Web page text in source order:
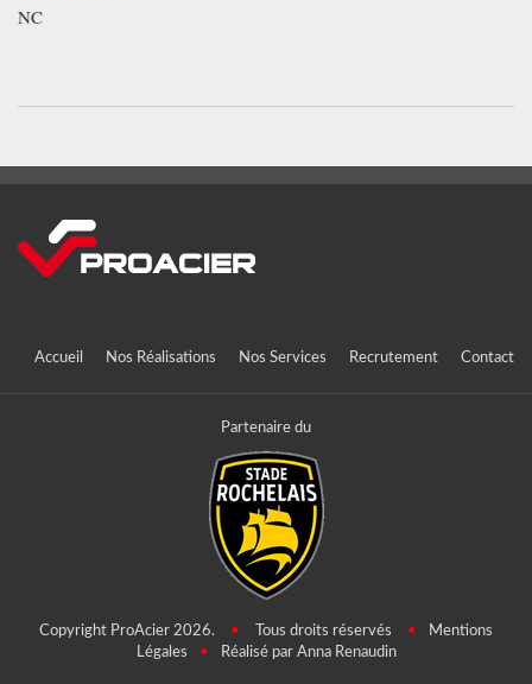
NC
Accueil Nos Réalisations Nos Services Recrutement Contact
Partenaire du
Copyright ProAcier 2026. • Tous droits réservés •
Mentions
Légales
• Réalisé par Anna Renaudin